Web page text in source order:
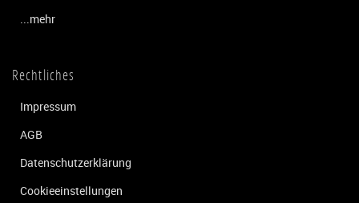
...mehr
Rechtliches
Impressum
AGB
Datenschutzerklärung
Cookieeinstellungen